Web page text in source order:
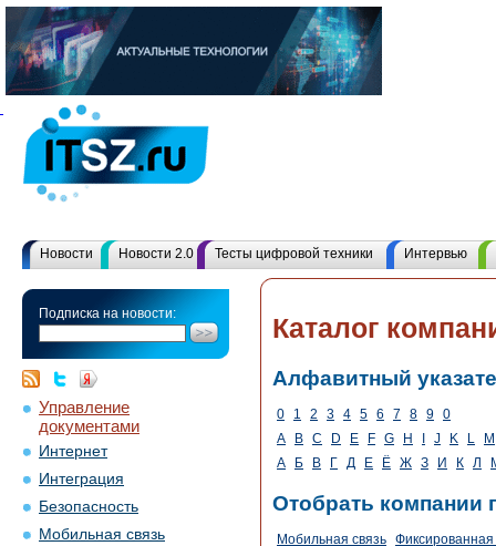
Новости Новости 2.0 Тесты цифровой техники Интервью
Подписка на новости:
Управление
документами
Интернет
Интеграция
Безопасность
Мобильная связь
Каталог
Алфавитный
0 1 2 3 4 5 6 7 8 9 0
A
B C D E F G H J K L
M
А
Б В Г Д Е Ё Ж З И К Л
Отобрать компании
Мобильная связь Фиксированная